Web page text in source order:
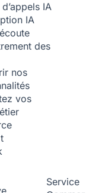
IA
IA
des
nos
vos
Service